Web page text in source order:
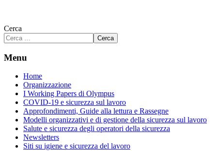
Cerca
Cerca
Menu
Home
Organizzazione
I Working Papers di Olympus
COVID-19 e sicurezza sul lavoro
Approfondimenti, Guide alla lettura e Rassegne
Modelli organizzativi e di gestione della sicurezza sul lavoro
Salute e sicurezza degli operatori della sicurezza
Newsletters
Siti su igiene e sicurezza del lavoro